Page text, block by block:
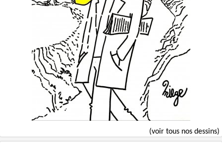
(voir tous nos dessins)